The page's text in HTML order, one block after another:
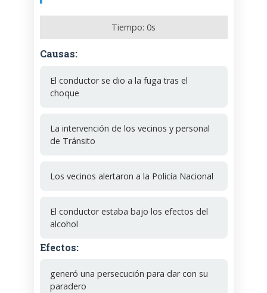
Tiempo: 0s
Causas:
El conductor se dio a la fuga tras el
choque
La intervención de los vecinos y personal
de Tránsito
Los vecinos alertaron a la Policía Nacional
El conductor estaba bajo los efectos del
alcohol
Efectos:
generó una persecución para dar con su
paradero